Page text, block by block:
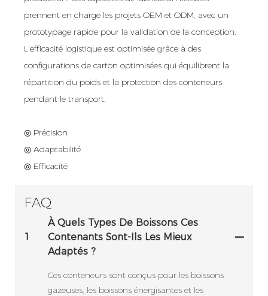
prennent en charge les projets OEM et ODM, avec un
prototypage rapide pour la validation de la conception.
L'efficacité logistique est optimisée grâce à des
configurations de carton optimisées qui équilibrent la
répartition du poids et la protection des conteneurs
pendant le transport.
◎ Précision
◎ Adaptabilité
◎ Efficacité
FAQ
1
À Quels Types De Boissons Ces
Contenants Sont-Ils Les Mieux
Adaptés ?
Ces conteneurs sont conçus pour les boissons
gazeuses, les boissons énergisantes et les